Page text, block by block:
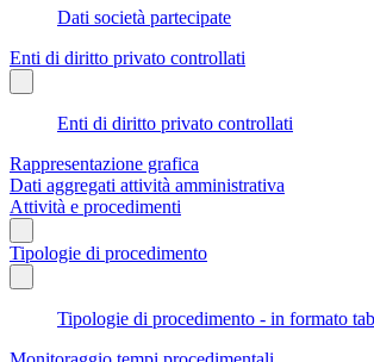
Dati società partecipate
Enti di diritto privato controllati
Enti di diritto privato controllati
Rappresentazione grafica
Dati aggregati attività amministrativa
Attività e procedimenti
Tipologie di procedimento
Tipologie di procedimento - in formato